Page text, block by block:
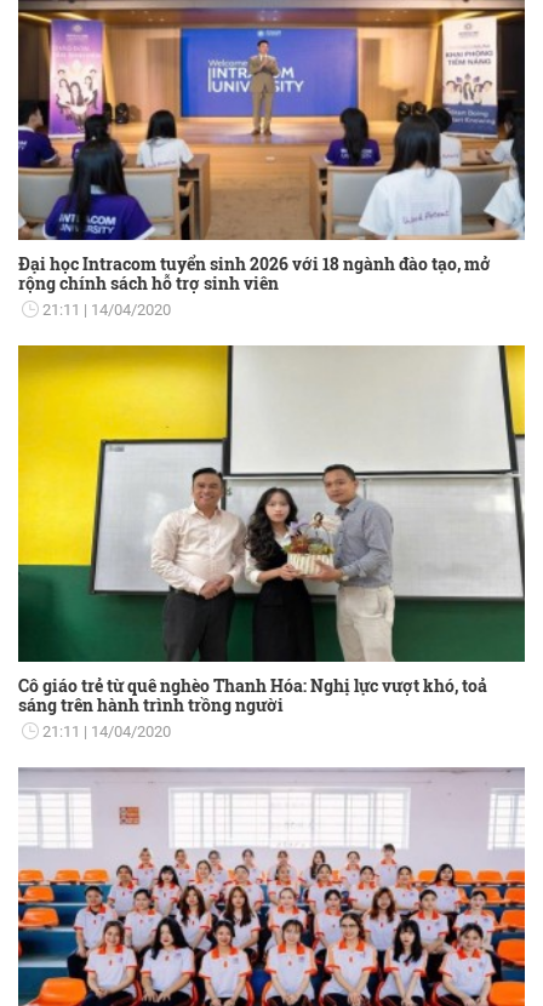
Đại học Intracom tuyển sinh 2026 với 18 ngành đào tạo, mở
rộng chính sách hỗ trợ sinh viên
21:11 14/04/2020
Cô giáo trẻ từ quê nghèo Thanh Hóa: Nghị lực vượt khó, toả
sáng trên hành trình trồng người
21:11 14/04/2020